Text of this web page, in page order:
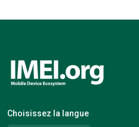
Choisissez la langue